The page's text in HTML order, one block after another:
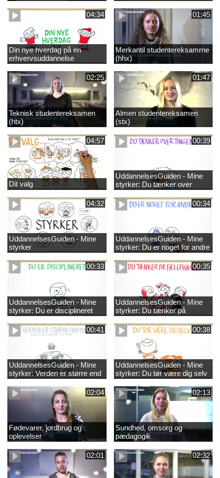
04:34
Din nye hverdag på en
erhvervsuddannelse
01:45
Merkantil studentereksamrne
(hhx)
02:25
Teknisk studentereksamen
(htx)
01:47
Almen studentereksamen
(stx)
04:57
Dit valg
00:39
UddannelsesGuiden - Mine
styrker: Du tænker over
tingene
04:32
UddannelsesGuiden - Mine
styrker
00:34
UddannelsesGuiden - Mine
styrker: Du er noget for andre
00:33
UddannelsesGuiden - Mine
styrker: Du er disciplineret
00:35
UddannelsesGuiden - Mine
styrker: Du tænker på
fællesskabet
00:41
UddannelsesGuiden - Mine
styrker: Verden er større end
dig og du bidrager til den
00:38
UddannelsesGuiden - Mine
styrker: Du tør være dig selv
02:04
Fødevarer, jordbrug og
oplevelser
02:13
Sundhed, omsorg og
pædagogik
02:01 02:32